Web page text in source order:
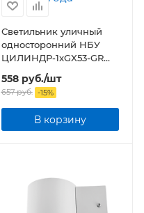
Светильник уличный
односторонний НБУ
ЦИЛИНДР-1xGX53-GR
алюминиевый под
лампу 1хGX53 серый IP65
558руб./шт
657руб. -15%
В корзину